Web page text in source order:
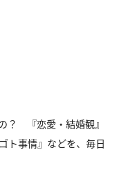
？ 『恋愛・結婚観』
ト事情』などを、毎日